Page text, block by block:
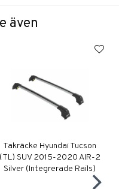
även
Takräcke Hyundai Tucson
(TL) SUV 2015-2020 AIR-2
Silver (Integrerade Rails)